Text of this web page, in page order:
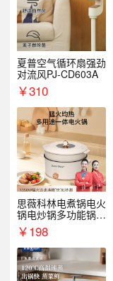
夏普空气循环扇强劲
对流风PJ-CD603A
￥310
思薇科林电煮锅电火
锅电炒锅多功能锅电
热锅泡面小电锅
￥198